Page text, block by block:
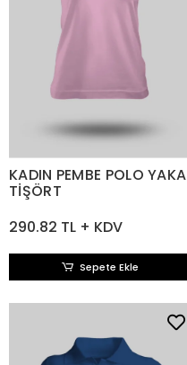
KADIN PEMBE POLO YAKA
TİŞÖRT
290.82 TL + KDV
Sepete Ekle